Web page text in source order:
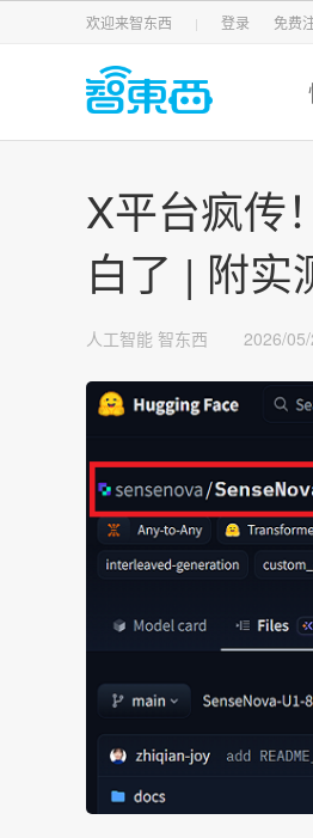
欢迎来智东西 登录 免费
智东西 车
X平台疯传
白了 | 附实
人工智能 智东西 2026/